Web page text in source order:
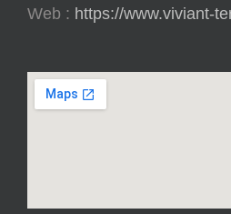
Web : https://www.viviant-